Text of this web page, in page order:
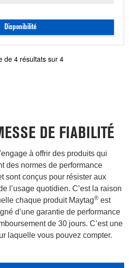
Disponibilité
de 4résultats sur 4
DE FIABILITÉ
à offrir des produits qui
des normes de performance
sont conçus pour résister aux
l’usage quotidien. C’est la raison
chaque produit Maytag®est
d’une garantie de performance
de 30 jours. C’est une
laquelle vous pouvez compter.